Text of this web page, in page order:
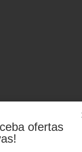
ofertas